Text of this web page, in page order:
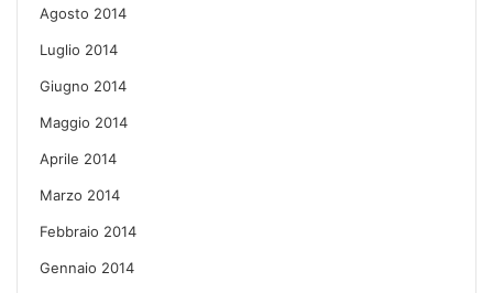
Agosto 2014
Luglio 2014
Giugno 2014
Maggio 2014
Aprile 2014
Marzo 2014
Febbraio 2014
Gennaio 2014